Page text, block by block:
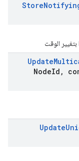
Store
الوقت
Update
NodeId
Update